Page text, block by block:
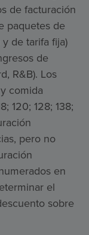
de facturación
paquetes de
de tarifa fija)
de
R&B). Los
comida
120; 128; 138;
pero no
en
el
sobre